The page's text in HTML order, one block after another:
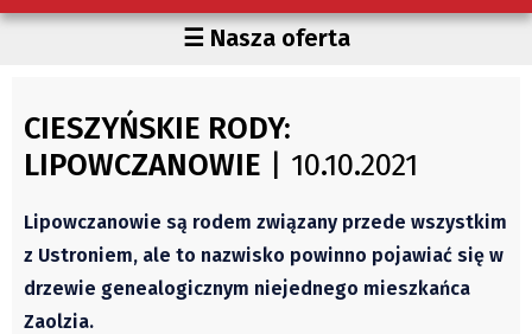
O nas
Archiwum
Autorzy
Fundusz Rozwoju Zaolzia
Kontakt
☰ Nasza oferta
Świat
Kongres Polaków
PZKO
CIESZYŃSKIE RODY:
LIPOWCZANOWIE | 10.10.2021
Lipowczanowie są rodem związany przede wszystkim
z Ustroniem, ale to nazwisko powinno pojawiać się w
drzewie genealogicznym niejednego mieszkańca
Zaolzia.